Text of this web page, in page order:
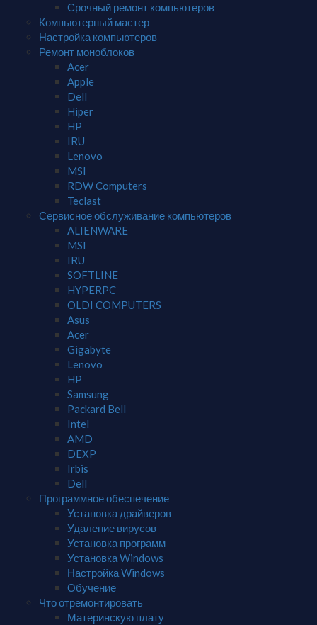
Срочный ремонт компьютеров
Компьютерный мастер
Настройка компьютеров
Ремонт моноблоков
Acer
Apple
Dell
Hiper
HP
IRU
Lenovo
MSI
RDW Computers
Teclast
Сервисное обслуживание компьютеров
ALIENWARE
MSI
IRU
SOFTLINE
HYPERPC
OLDI COMPUTERS
Asus
Acer
Gigabyte
Lenovo
HP
Samsung
Packard Bell
Intel
AMD
DEXP
Irbis
Dell
Программное обеспечение
Установка драйверов
Удаление вирусов
Установка программ
Установка Windows
Настройка Windows
Обучение
Что отремонтировать
Материнскую плату